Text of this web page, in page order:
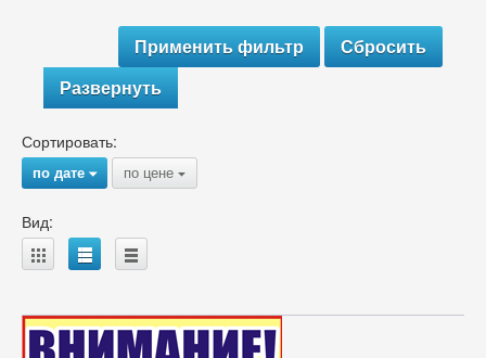
Развернуть
Сортировать:
по дате{ по цене {
Вид:
A B C